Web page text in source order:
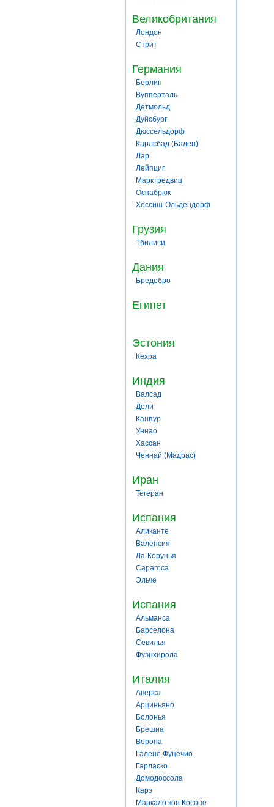
Великобритания
Лондон
Стрит
Германия
Берлин
Вупперталь
Детмольд
Дуйсбург
Дюссельдорф
Карлсбад (Баден)
Лар
Лейпциг
Марктредвиц
Оснабрюк
Хессиш-Ольдендорф
Грузия
Тбилиси
Дания
Бредебро
Египет
Эстония
Кехра
Индия
Валсад
Дели
Канпур
Уннао
Хассан
Ченнай (Мадрас)
Иран
Тегеран
Испания
Аликанте
Валенсия
Ла-Корунья
Сарагоса
Эльче
Испания
Альманса
Барселона
Севилья
Фуэнхирола
Италия
Аверса
Арциньяно
Болонья
Брешиа
Верона
Галено Фуцечио
Гарласко
Домодоссола
Карэ
Маркало кон Косоне